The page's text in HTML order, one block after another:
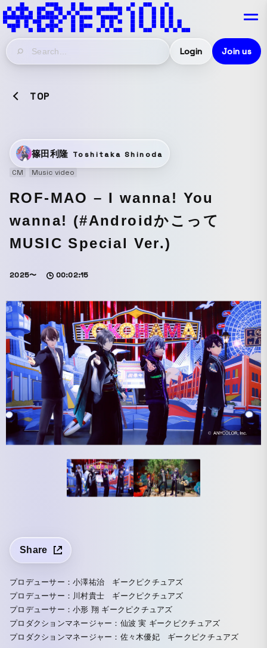
Login Join us
TOP
篠田利隆 Toshitaka Shinoda
CM
Music video
ROF-MAO – I wanna! You
wanna! (#Androidかこって
MUSIC Special Ver.)
2025〜 00:02:15
Share
プロデューサー：小澤祐治 ギークピクチュアズ
プロデューサー：川村貴士 ギークピクチュアズ
プロデューサー：小形 翔 ギークピクチュアズ
プロダクションマネージャー：仙波 実 ギークピクチュアズ
プロダクションマネージャー：佐々木優妃 ギークピクチュアズ